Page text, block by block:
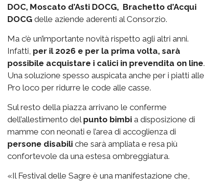
DOC, Moscato d’Asti DOCG, Brachetto d’Acqui
DOCG delle aziende aderenti al Consorzio.
Ma c’è un’importante novità rispetto agli altri anni.
Infatti, per il 2026 e per la prima volta, sarà
possibile acquistare i calici in prevendita on line.
Una soluzione spesso auspicata anche per i piatti alle
Pro loco per ridurre le code alle casse.
Sul resto della piazza arrivano le conferme
dell’allestimento del punto bimbi a disposizione di
mamme con neonati e l’area di accoglienza di
persone disabili che sarà ampliata e resa più
confortevole da una estesa ombreggiatura.
«Il Festival delle Sagre è una manifestazione che,